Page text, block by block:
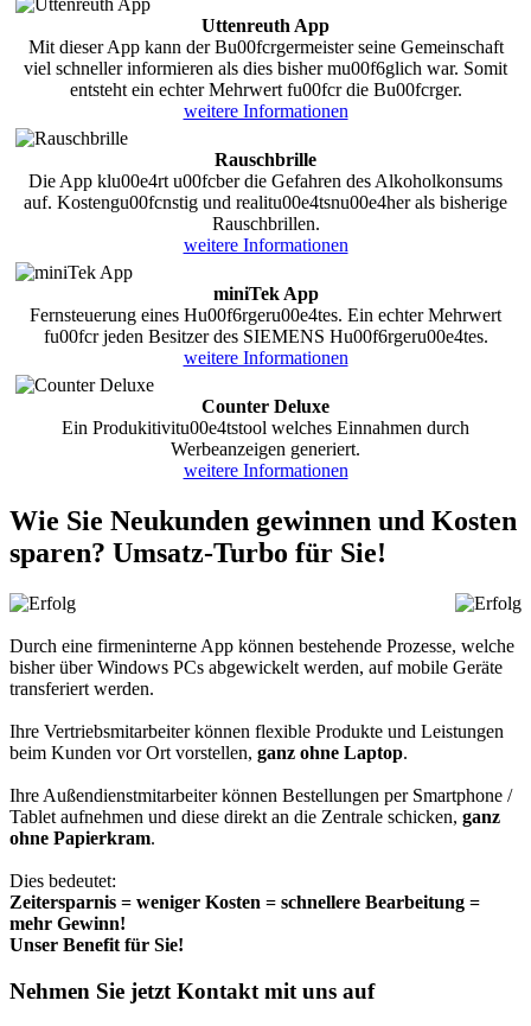
Uttenreuth App
Mit dieser App kann der Bu00fcrgermeister seine Gemeinschaft
viel schneller informieren als dies bisher mu00f6glich war. Somit
entsteht ein echter Mehrwert fu00fcr die Bu00fcrger.
weitere Informationen
Rauschbrille
Die App klu00e4rt u00fcber die Gefahren des Alkoholkonsums
auf. Kostengu00fcnstig und realitu00e4tsnu00e4her als bisherige
Rauschbrillen.
weitere Informationen
miniTek App
Fernsteuerung eines Hu00f6rgeru00e4tes. Ein echter Mehrwert
fu00fcr jeden Besitzer des SIEMENS Hu00f6rgeru00e4tes.
weitere Informationen
Counter Deluxe
Ein Produkitivitu00e4tstool welches Einnahmen durch
Werbeanzeigen generiert.
weitere Informationen
Wie Sie Neukunden gewinnen und Kosten
sparen? Umsatz-Turbo für Sie!
Durch eine firmeninterne App können bestehende Prozesse, welche
bisher über Windows PCs abgewickelt werden, auf mobile Geräte
transferiert werden.
Ihre Vertriebsmitarbeiter können flexible Produkte und Leistungen
beim Kunden vor Ort vorstellen, ganz ohne Laptop.
Ihre Außendienstmitarbeiter können Bestellungen per Smartphone /
Tablet aufnehmen und diese direkt an die Zentrale schicken, ganz
ohne Papierkram.
Dies bedeutet:
Zeitersparnis = weniger Kosten = schnellere Bearbeitung =
mehr Gewinn!
Unser Benefit für Sie!
Nehmen Sie jetzt Kontakt mit uns auf